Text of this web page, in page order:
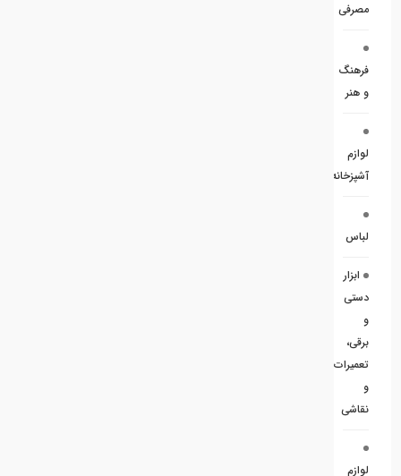
مصرفی
فرهنگ
و هنر
لوازم
آشپزخانه
لباس
ابزار
دستی
و
برقی،
تعمیرات
و
نقاشی
لوازم